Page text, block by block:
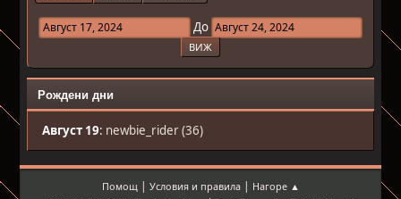
До
Рождени дни
Август 19: newbie_rider (36)
Помощ| Условия и правила| Нагоре ▲